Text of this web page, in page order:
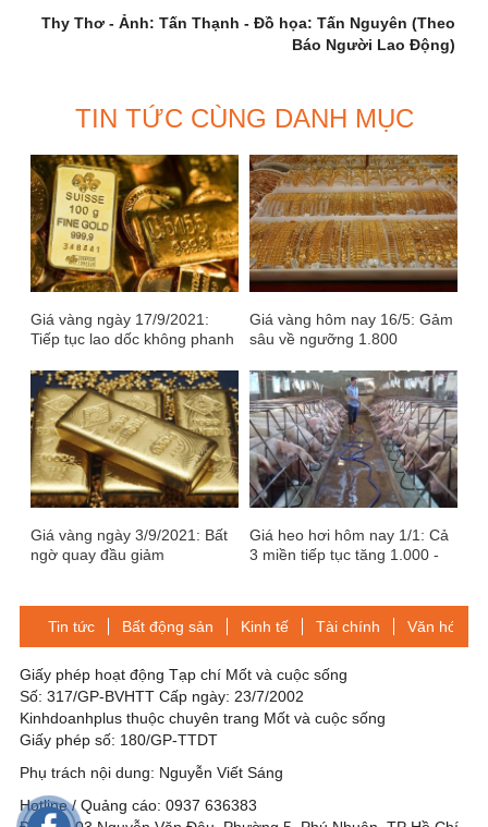
Thy Thơ - Ảnh: Tấn Thạnh - Đồ họa: Tấn Nguyên (Theo
Báo Người Lao Động)
TIN TỨC CÙNG DANH MỤC
Giá vàng ngày 17/9/2021:
Tiếp tục lao dốc không phanh
Giá vàng hôm nay 16/5: Gảm
sâu về ngưỡng 1.800
Giá vàng ngày 3/9/2021: Bất
ngờ quay đầu giảm
Giá heo hơi hôm nay 1/1: Cả
3 miền tiếp tục tăng 1.000 -
Tin tức Bất động sản Kinh tế Tài chính Văn hóa-
Giấy phép hoạt động Tạp chí Mốt và cuộc sống
Số: 317/GP-BVHTT Cấp ngày: 23/7/2002
Kinhdoanhplus thuộc chuyên trang Mốt và cuộc sống
Giấy phép số: 180/GP-TTDT
Phụ trách nội dung: Nguyễn Viết Sáng
Hotline / Quảng cáo: 0937 636383